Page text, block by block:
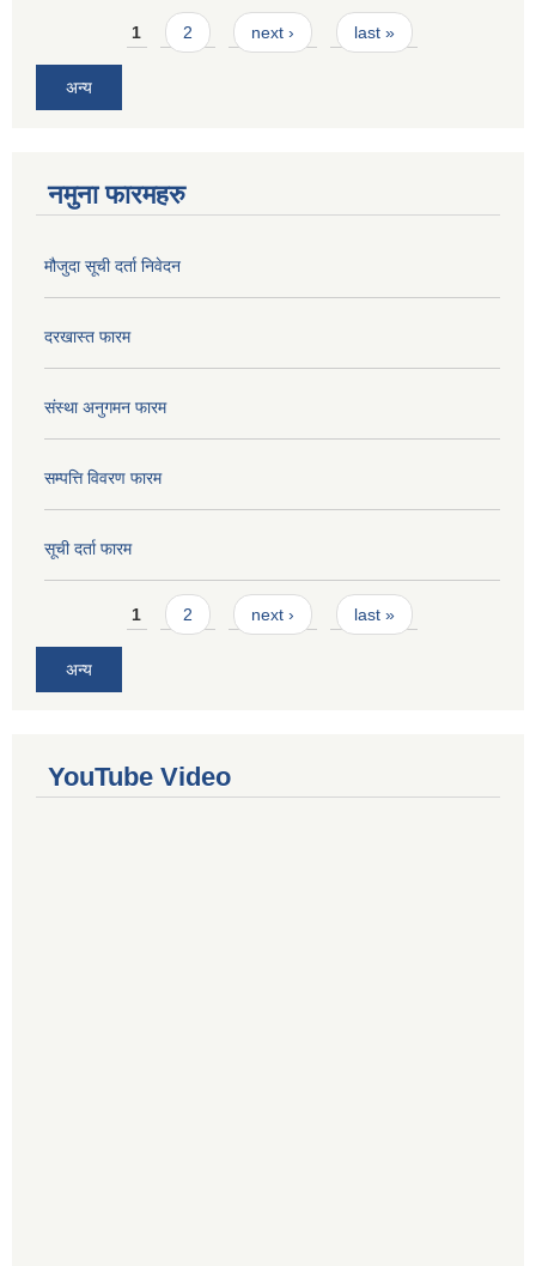
Pages1 2 next › last »
अन्य
नमुना फारमहरु
मौजुदा सूची दर्ता निवेदन
दरखास्त फारम
संस्था अनुगमन फारम
सम्पत्ति विवरण फारम
सूची दर्ता फारम
Pages1 2 next › last »
अन्य
YouTube Video